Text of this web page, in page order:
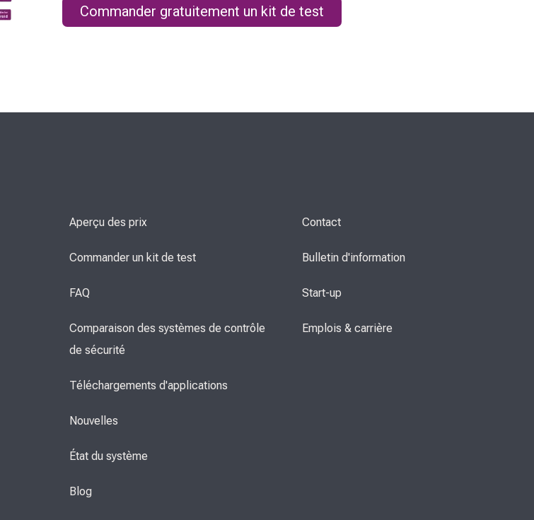
Commander gratuitement un kit de test
Aperçu des prix
Commander un kit de test
FAQ
Comparaison des systèmes de contrôle
de sécurité
Téléchargements d'applications
Nouvelles
État du système
Blog
Contact
Bulletin d'information
Start-up
Emplois & carrière